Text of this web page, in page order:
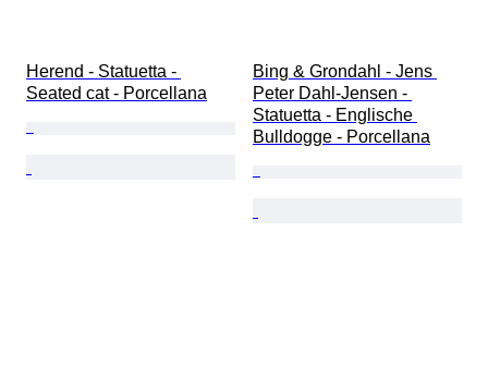
Herend - Statuetta -
Seated cat - Porcellana
Bing & Grondahl - Jens
Peter Dahl-Jensen -
Statuetta - Englische
Bulldogge - Porcellana